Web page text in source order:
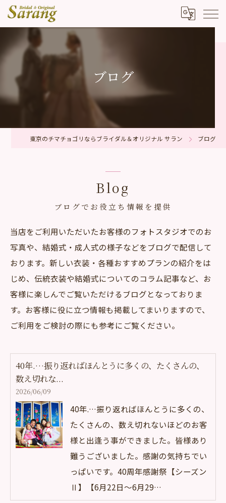
ブログ
東京のチマチョゴリならブライダル＆オリジナル サラン ブログ
Blog
ブログでお役立ち情報を提供
当店をご利用いただいたお客様のフォトスタジオでのお
写真や、結婚式・成人式の様子などをブログで配信して
おります。新しい衣装・各種おすすめプランの紹介をは
じめ、伝統衣装や結婚式についてのコラム記事など、お
客様に楽しんでご覧いただけるブログとなっておりま
す。お客様に役に立つ情報も掲載してまいりますので、
ご利用をご検討の際にも参考にご覧ください。
40年.…振り返ればほんとうに多くの、たくさんの、
数え切れな...
2026/06/09
40年.…振り返ればほんとうに多くの、
たくさんの、数え切れないほどのお客
様と出逢う事ができました。皆様あり
難うございました。感謝の気持ちでい
っぱいです。40周年感謝祭【シーズン
Ⅱ】【6月22日～6月29…